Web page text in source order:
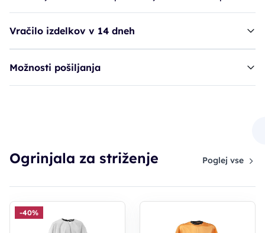
Vračilo izdelkov v 14 dneh
Možnosti pošiljanja
Ogrinjala za striženje Poglej vse
-40%